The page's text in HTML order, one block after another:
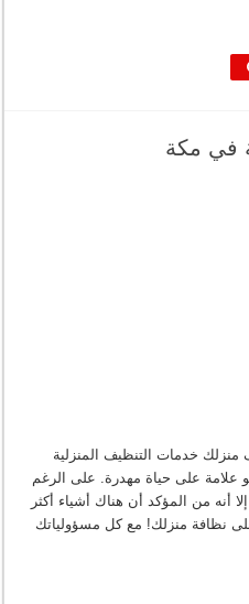
في مكة
منزلك خدمات التنظيف المنزلية
علامة على حياة مهدرة. على الرغم
أنه من المؤكد أن هناك أشياء أكثر
نظافة منزلك! مع كل مسؤولياتك